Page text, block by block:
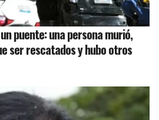
puente: una persona murió,
ser rescatados y hubo otros